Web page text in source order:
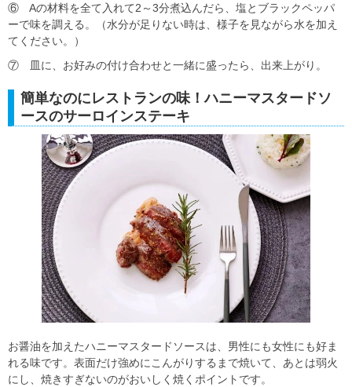
⑥ Aの材料を全て入れて2～3分煮込んだら、塩とブラックペッパ
ーで味を調える。（水分が足りない時は、様子を見ながら水を加え
てください。）
⑦ 皿に、お好みの付け合わせと一緒に盛ったら、出来上がり。
簡単なのにレストランの味！ハニーマスタードソ
ースのサーロインステーキ
お醤油を加えたハニーマスタードソースは、男性にも女性にも好ま
れる味です。表面だけ強めにこんがりするまで焼いて、あとは弱火
にし、焼きすぎないのがおいしく焼くポイントです。